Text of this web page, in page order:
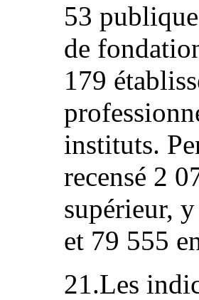
53
de
179
instituts.
recensé 2
supérieur,
et 79 555
21.Les